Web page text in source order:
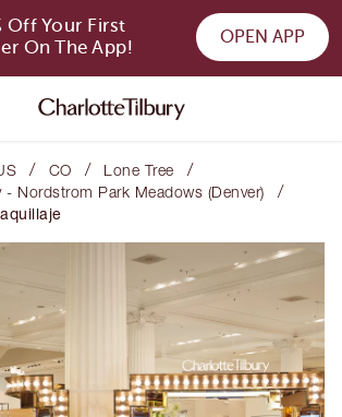
Off Your First
On The App!
OPEN APP
/ CO / Lone Tree /
Nordstrom Park Meadows (Denver) /